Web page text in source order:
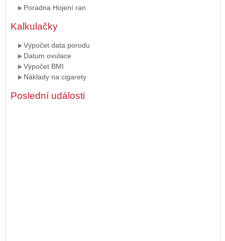
Poradna Hojení ran
Kalkulačky
Výpočet data porodu
Datum ovulace
Výpočet BMI
Náklady na cigarety
Poslední události